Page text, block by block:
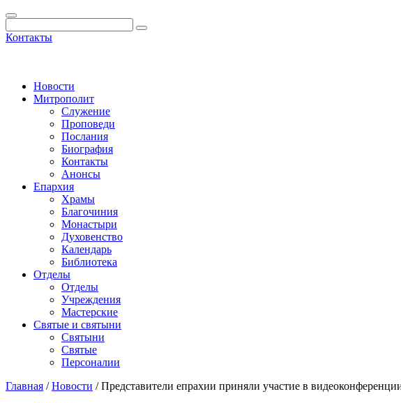
Контакты
Новости
Митрополит
Служение
Проповеди
Послания
Биография
Контакты
Анонсы
Епархия
Храмы
Благочиния
Монастыри
Духовенство
Календарь
Библиотека
Отделы
Отделы
Учреждения
Мастерские
Святые и святыни
Cвятыни
Cвятые
Персоналии
Главная /Новости /Представители епрахии приняли участие в